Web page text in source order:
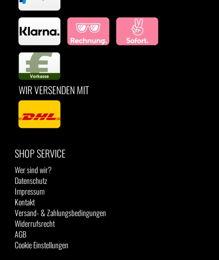
WIR VERSENDEN MIT
SHOP SERVICE
Wer sind wir?
Datenschutz
Impressum
Kontakt
Versand- & Zahlungsbedingungen
Widerrufsrecht
AGB
Cookie Einstellungen